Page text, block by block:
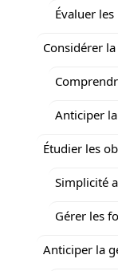
Évaluer
Considérer
Anticiper
Étudier les
Simplicité
Gérer les
Anticiper la